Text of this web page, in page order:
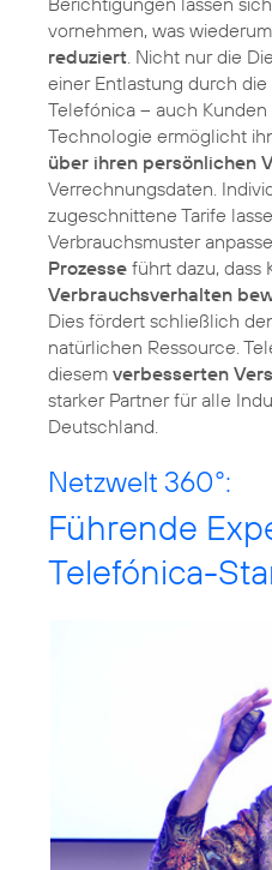
vornehmen, was
reduziert. Nicht nur die
einer Entlastung durch
Telefónica – auch
Technologie ermöglicht
über ihren persönlichen
Verrechnungsdaten.
zugeschnittene Tarife
Verbrauchsmuster
Prozesse führt dazu, dass
Verbrauchsverhalten
Dies fördert schließlich
natürlichen Ressource.
diesem verbesserten
starker Partner für alle
Deutschland.
Netzwelt 360°:
Führende
Telefónica-